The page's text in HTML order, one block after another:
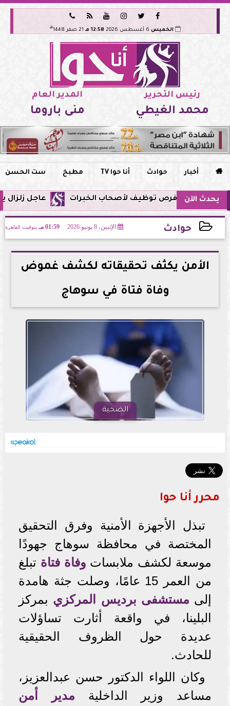






الخميس 12:58 مـ 21 صفر 1448 هـ
رئيس التحرير
محمد الغيطي
المدير العام
منى باروما
 أخبار حوادث أنا حوا TV مطبخ ست الحسن
يحدث الآن عاجل زلزال يشعر به سكان مصر فجر
حوادث الإثنين، 8 يونيو 2026 01:59 مـ بتوقيت القاهرة
2026-06-08 13:59:16
الأمن يكثف تحقيقاته لكشف غموض
وفاة فتاة في سوهاج
الضحية
محرر أنا حوا
تبذل الأجهزة الأمنية وفرق التحقيق
المختصة في محافظة سوهاج جهودًا
موسعة لكشف ملابسات وفاة فتاة تبلغ
من العمر 15 عامًا، وصلت جثة هامدة
إلى مستشفى برديس المركزي بمركز
البلينا، في واقعة أثارت تساؤلات
عديدة حول الظروف الحقيقية
للحادث.
وكان اللواء الدكتور حسن عبدالعزيز،
مساعد وزير الداخلية مدير أمن